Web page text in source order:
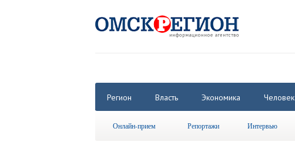
Регион Власть Экономика Человек
Онлайн-прием Репортажи Интервью